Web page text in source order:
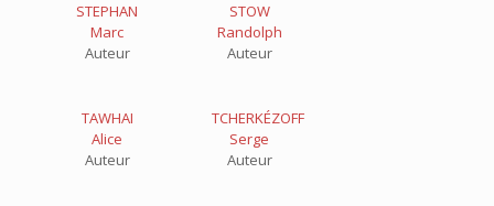
STEPHAN
Marc
Auteur
STOW
Randolph
Auteur
TAWHAI
Alice
Auteur
TCHERKÉZOFF
Serge
Auteur